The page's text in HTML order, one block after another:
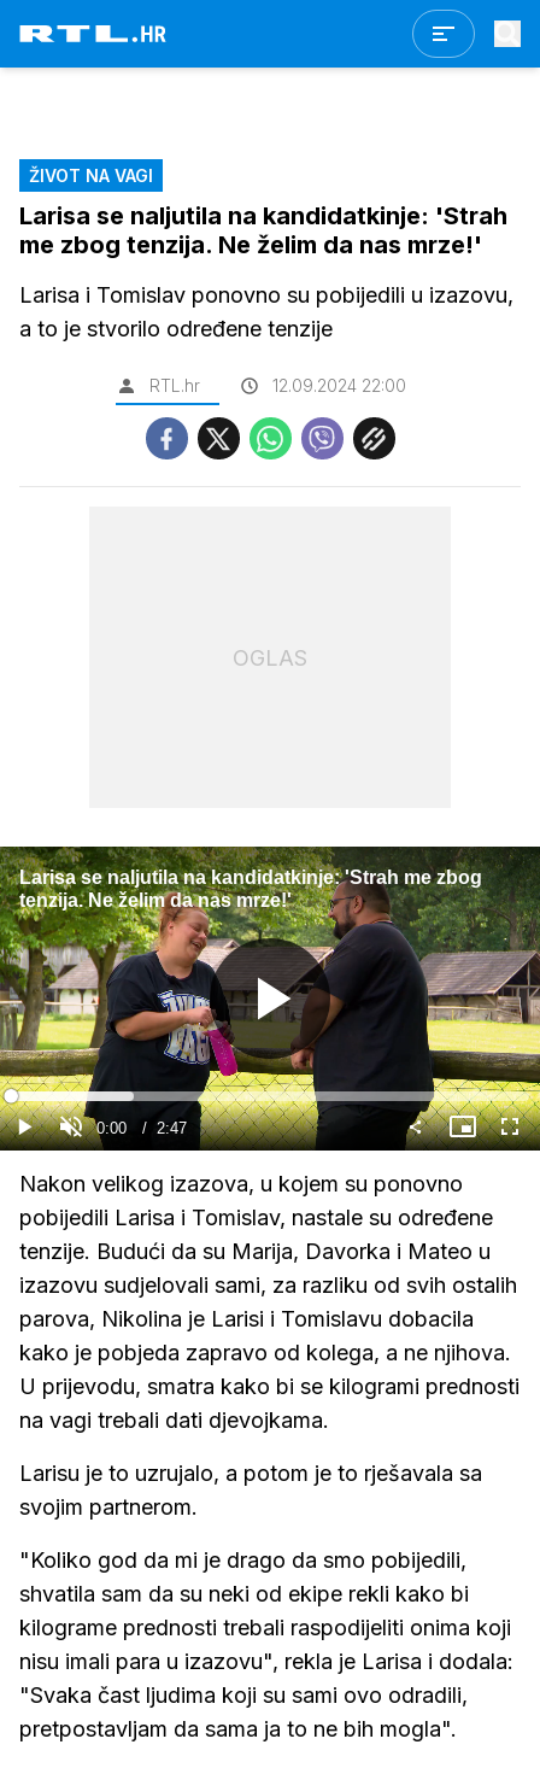
ŽIVOT NA VAGI
Larisa se naljutila na kandidatkinje: 'Strah
me zbog tenzija. Ne želim da nas mrze!'
Larisa i Tomislav ponovno su pobijedili u izazovu,
a to je stvorilo određene tenzije
RTL.hr 12.09.2024 22:00
OGLAS
Larisa se naljutila na kandidatkinje: 'Strah me zbog
tenzija. Ne želim da nas mrze!'
Gledaj
GledajUpali
zvuk
Current
Time
0:00 / Duration
2:47
Loaded:
23.84%
Slika
u
Nakon velikog izazova, u kojem su ponovno
pobijedili Larisa i Tomislav, nastale su određene
tenzije. Budući da su Marija, Davorka i Mateo u
izazovu sudjelovali sami, za razliku od svih ostalih
parova, Nikolina je Larisi i Tomislavu dobacila
kako je pobjeda zapravo od kolega, a ne njihova.
U prijevodu, smatra kako bi se kilogrami prednosti
na vagi trebali dati djevojkama.
Larisu je to uzrujalo, a potom je to rješavala sa
svojim partnerom.
"Koliko god da mi je drago da smo pobijedili,
shvatila sam da su neki od ekipe rekli kako bi
kilograme prednosti trebali raspodijeliti onima koji
nisu imali para u izazovu", rekla je Larisa i dodala:
"Svaka čast ljudima koji su sami ovo odradili,
pretpostavljam da sama ja to ne bih mogla".